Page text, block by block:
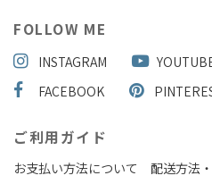
FOLLOW ME
INSTAGRAM
FACEBOOK
ご利用ガイド
お支払い方法について
配送方法